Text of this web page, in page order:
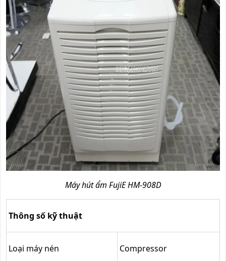
Máy hút ẩm FujiE HM-908D
Thông số kỹ thuật
Loại máy nén Compressor